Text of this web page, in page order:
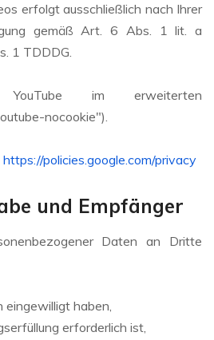
erfolgt ausschließlich nach Ihrer
gemäß Art. 6 Abs. 1 lit. a
1 TDDDG.
im erweiterten
nocookie").
https://policies.google.com/privacy
und Empfänger
Daten an Dritte
eingewilligt haben,
erforderlich ist,